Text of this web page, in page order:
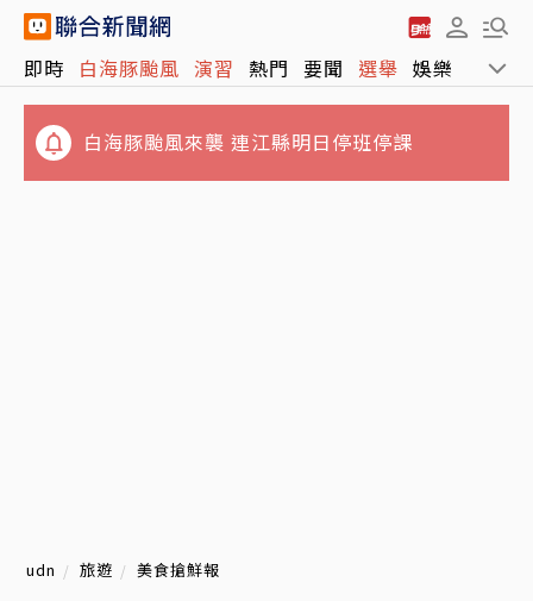
即時 白海豚颱風 演習 熱門 要聞 選舉 娛樂 運動
白海豚颱風來襲 連江縣明日停班停課
udn 旅遊 美食搶鮮報